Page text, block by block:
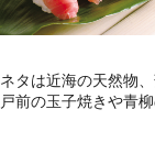
ネタは近海の天然物
戸前の玉子焼きや青